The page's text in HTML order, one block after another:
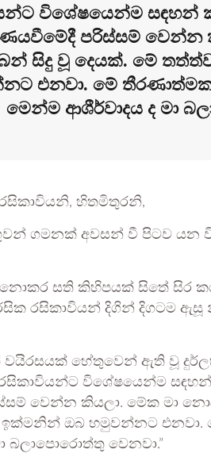
විශේෂයෙන්ම සඳහන්
පරිස්සම් වෙන්න
සිදු වූ දෙයක්. මේ
එනවා. මේ
මෙන්ම ආශීර්වාදය ද මා
හිතමිතුරනි,
ගමනක් අවසන් වී පිටව යන
නොකර සති කිහිපයක් සිතේ සිර
රසිකාවියන් දිගින් දිගටම ඇසූ
හේතුවෙන් ඇති වූ
විශේෂයෙන්ම
වෙන්න කියලා. මේක මා
ඉක්මනින් ඔබ හමුවන්නට
බලාපොරොත්තු වෙනවා.”